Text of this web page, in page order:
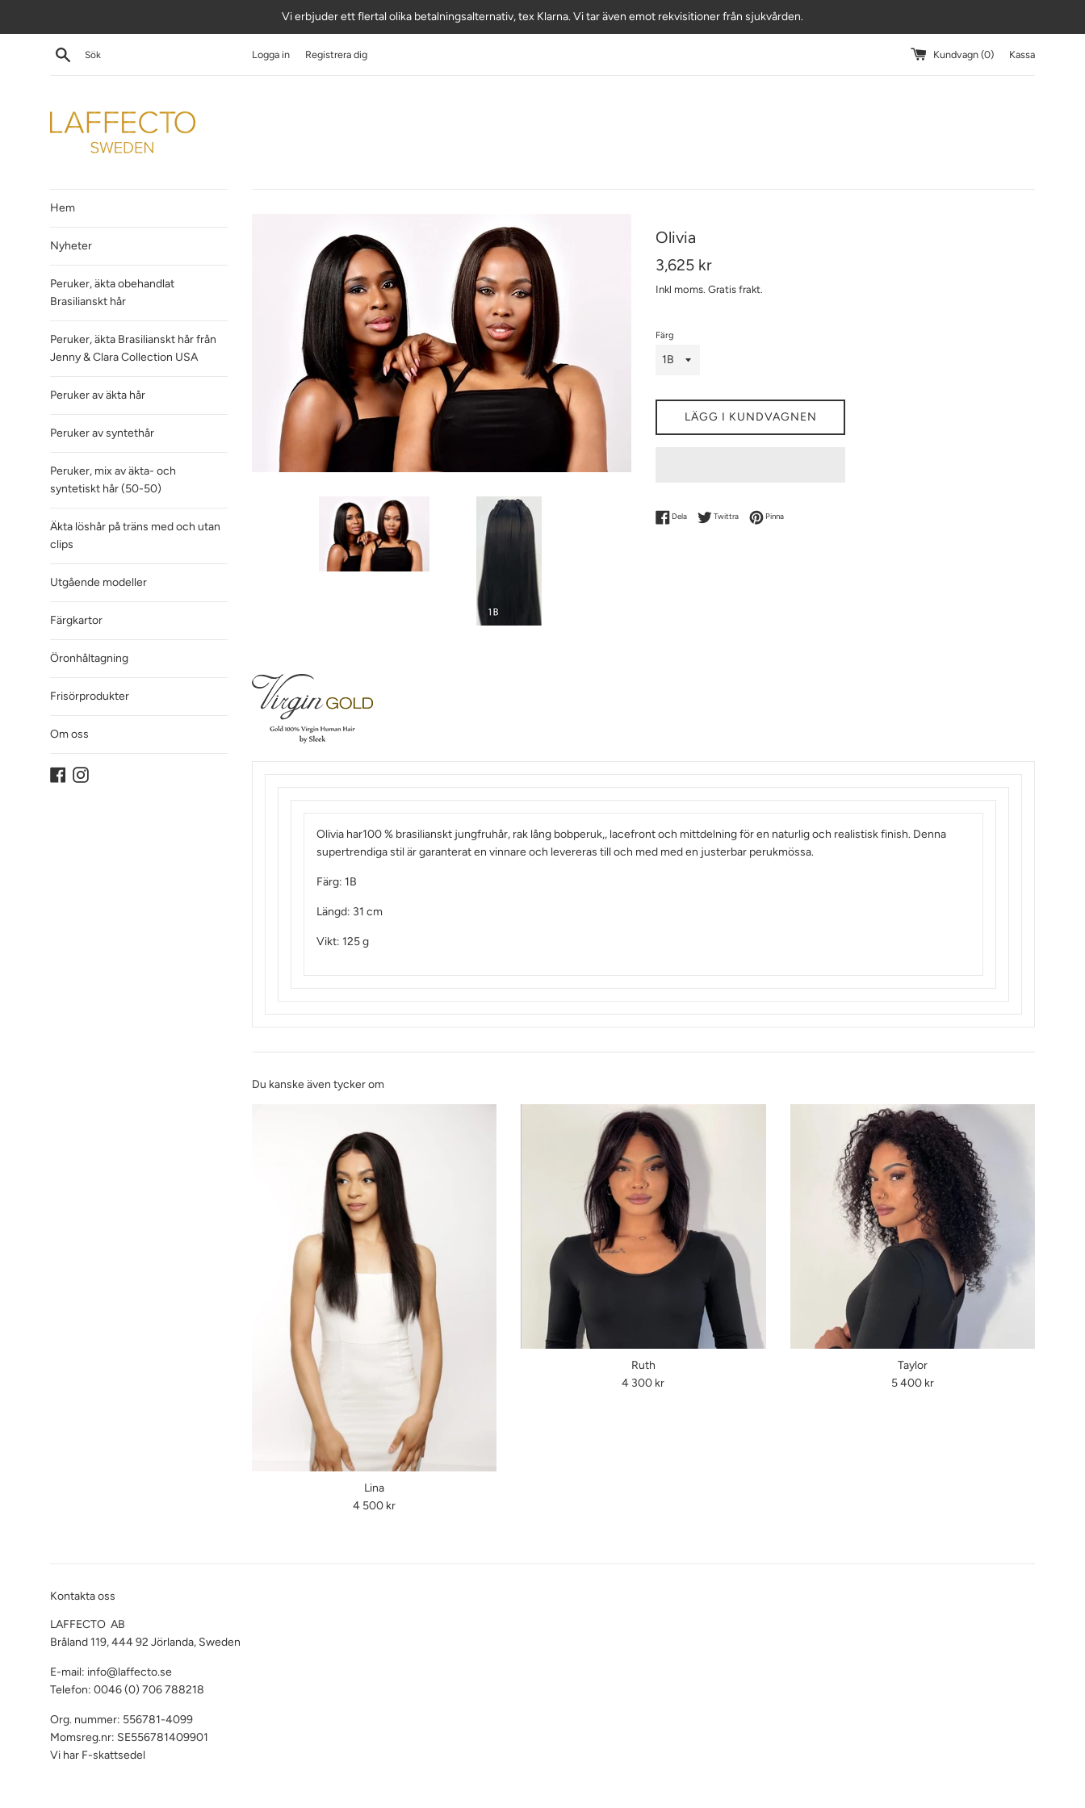
Vi erbjuder ett flertal olika betalningsalternativ, tex Klarna. Vi tar även emot rekvisitioner från sjukvården.
Sök Logga in Registrera dig Kundvagn (0) Kassa
Hem
Nyheter
Peruker, äkta obehandlat
Brasilianskt hår
Peruker, äkta Brasilianskt hår från
Jenny & Clara Collection USA
Peruker av äkta hår
Peruker av syntethår
Peruker, mix av äkta- och
syntetiskt hår (50-50)
Äkta löshår på träns med och utan
clips
Utgående modeller
Färgkartor
Öronhåltagning
Frisörprodukter
Om oss
Facebook
Instagram
Olivia
Ordinarie
3,625 kr
Inkl moms. Gratis frakt.
Färg
LÄGG I KUNDVAGNEN
DelaDela på Facebook
TwittraDela på Twitter
PinnaDela på Pinterest
Olivia har100 % brasilianskt jungfruhår, rak lång bobperuk,, lacefront och mittdelning för en naturlig och realistisk finish. Denna
supertrendiga stil är garanterat en vinnare och levereras till och med med en justerbar perukmössa.
Färg: 1B
Längd: 31 cm
Vikt: 125 g
Du kanske även tycker om
Lina
Ordinarie
4 500 kr
Ruth
Ordinarie
4 300 kr
Taylor
Ordinarie
5 400 kr
Kontakta oss
LAFFECTO AB
Bråland 119, 444 92 Jörlanda, Sweden
E-mail: info@laffecto.se
Telefon: 0046 (0) 706 788218
Org. nummer: 556781-4099
Momsreg.nr: SE556781409901
Vi har F-skattsedel